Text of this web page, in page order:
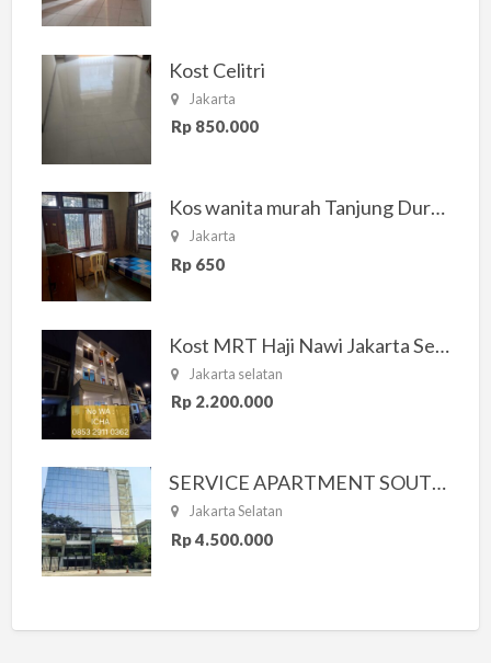
Kost Celitri
Jakarta
Rp 850.000
Kos wanita murah Tanjung Duren Jakarta Barat
Jakarta
Rp 650
Kost MRT Haji Nawi Jakarta Selatan
Jakarta selatan
Rp 2.200.000
SERVICE APARTMENT SOUTH RESIDENCE
Jakarta Selatan
Rp 4.500.000